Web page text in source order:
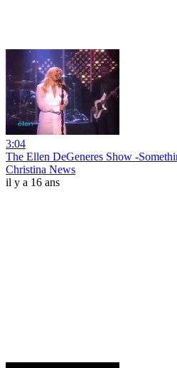
3:04
The Ellen DeGeneres Show -
Christina News
il y a 16 ans